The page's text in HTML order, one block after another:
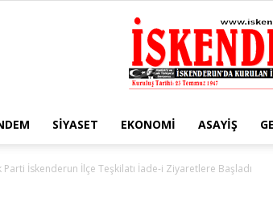
SIYASET EKONOMI ASAYIŞ
Parti İskenderun İlçe Teşkilatı İade-i Ziyaretlere Başladı